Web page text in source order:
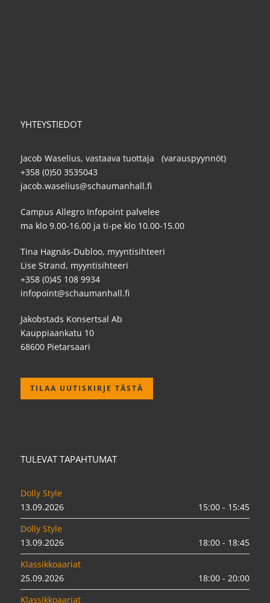
YHTEYSTIEDOT
Jacob Waselius, vastaava tuottaja (varauspyynnöt)
+358 (0)50 3535043
jacob.waselius@schaumanhall.fi
Campus Allegro Infopoint palvelee
ma klo 9.00-16.00 ja ti-pe klo 10.00-15.00
Tina Hagnäs-Dubloo, myyntisihteeri
Lise Strand, myyntisihteeri
+358 (0)45 108 9934
infopoint@schaumanhall.fi
Jakobstads Konsertsal Ab
Kauppiaankatu 10
68600 Pietarsaari
TILAA UUTISKIRJE TÄSTÄ
TULEVAT TAPAHTUMAT
Dolly Style
13.09.2026
15:00 - 15:45
Dolly Style
13.09.2026
18:00 - 18:45
Klassikkoaariat
25.09.2026
18:00 - 20:00
Klassikkoaariat